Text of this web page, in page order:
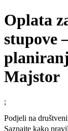
Oplata
stupove
Majstor
;
Podjeli na
Saznajte kako